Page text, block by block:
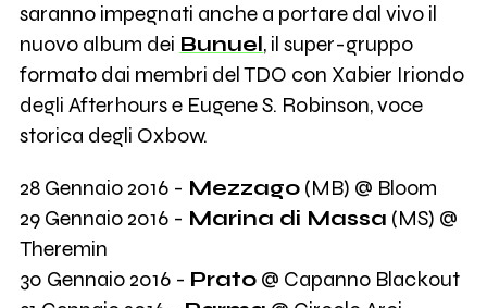
saranno impegnati anche a portare dal vivo il
nuovo album dei Bunuel, il super-gruppo
formato dai membri del TDO con Xabier Iriondo
degli Afterhours e Eugene S. Robinson, voce
storica degli Oxbow.
28 Gennaio 2016 - Mezzago(MB) @ Bloom
29 Gennaio 2016 - Marina di Massa (MS) @
Theremin
30 Gennaio 2016 - Prato@ Capanno Blackout